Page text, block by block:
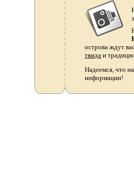
острова ждут
твида и
Надеемся, что
информации!